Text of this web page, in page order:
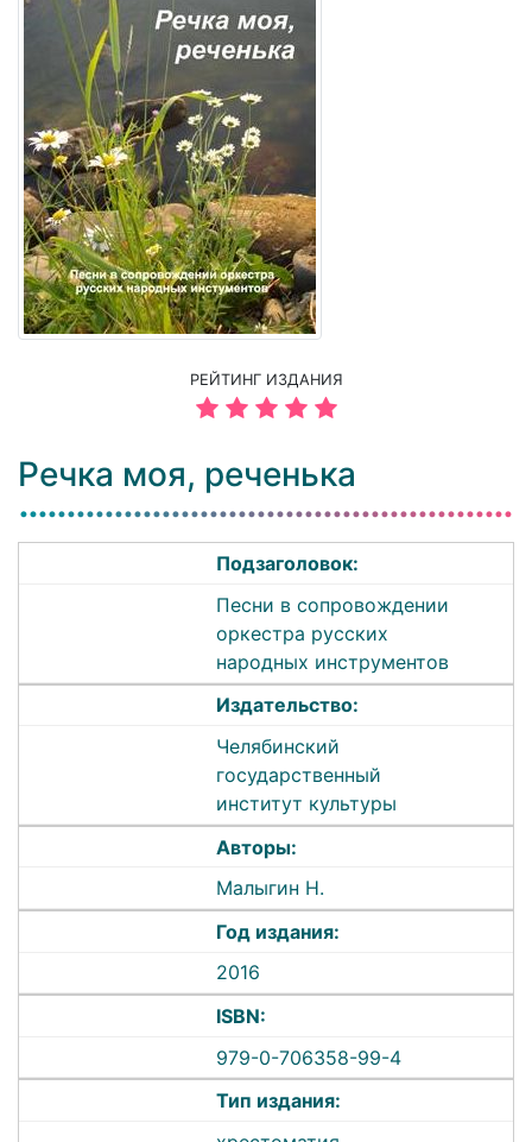
РЕЙТИНГ ИЗДАНИЯ
Речка моя, реченька
Подзаголовок:
Песни в сопровождении
оркестра русских
народных инструментов
Издательство:
Челябинский
государственный
институт культуры
Авторы:
Малыгин Н.
Год издания:
2016
ISBN:
979-0-706358-99-4
Тип издания: